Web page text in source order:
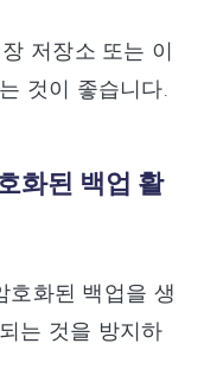
저장소 또는 이
것이 좋습니다.
화된 백업 활
호화된 백업을 생
는 것을 방지하